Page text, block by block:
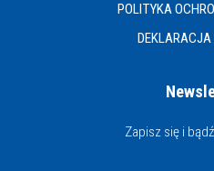
POLITYKA
DEKLARACJA
Zapisz się i